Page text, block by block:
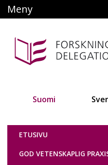
Main navigation
Meny
Suomi
ETUSIVU
GOD VETENSKAPLIG